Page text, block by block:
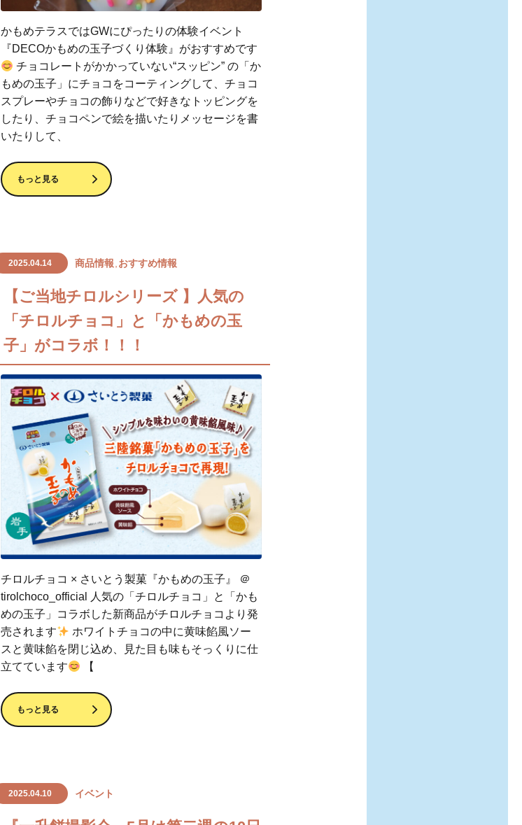
かもめテラスではGWにぴったりの体験イベント
『DECOかもめの玉子づくり体験』がおすすめです
チョコレートがかかっていない“スッピン” の「か
もめの玉子」にチョコをコーティングして、チョコ
スプレーやチョコの飾りなどで好きなトッピングを
したり、チョコペンで絵を描いたりメッセージを書
いたりして、
もっと見る
2025.04.14 商品情報 おすすめ情報
【ご当地チロルシリーズ 】人気の
「チロルチョコ」と「かもめの玉
子」がコラボ！！！
チロルチョコ × さいとう製菓『かもめの玉子』 ＠
tirolchoco_official 人気の「チロルチョコ」と「かも
めの玉子」コラボした新商品がチロルチョコより発
売されます
ホワイトチョコの中に黄味餡風ソー
スと黄味餡を閉じ込め、見た目も味もそっくりに仕
立てています
【
もっと見る
2025.04.10 イベント